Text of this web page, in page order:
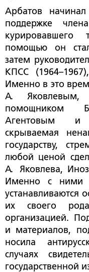
Арбатов
поддержке
помощью он
затем
КПСС
Именно в это
А. Яковлевым,
помощником
Агентовым и
скрываемая
государству,
любой ценой
А. Яковлева,
Именно с ними
устанавливаются
их своего рода
организацией.
и материалов,
носила
случаях
государственной